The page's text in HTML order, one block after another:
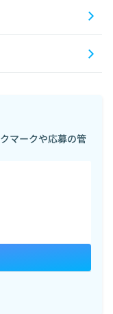
マークや応募の管